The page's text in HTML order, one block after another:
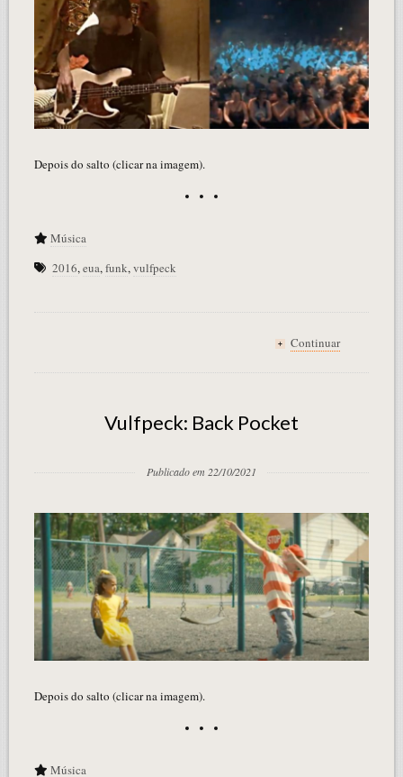
Depois do salto (clicar na imagem).
Música
2016,eua,funk,vulfpeck
+ Continuar
Vulfpeck: Back Pocket
Publicado em 22/10/2021
Depois do salto (clicar na imagem).
Música